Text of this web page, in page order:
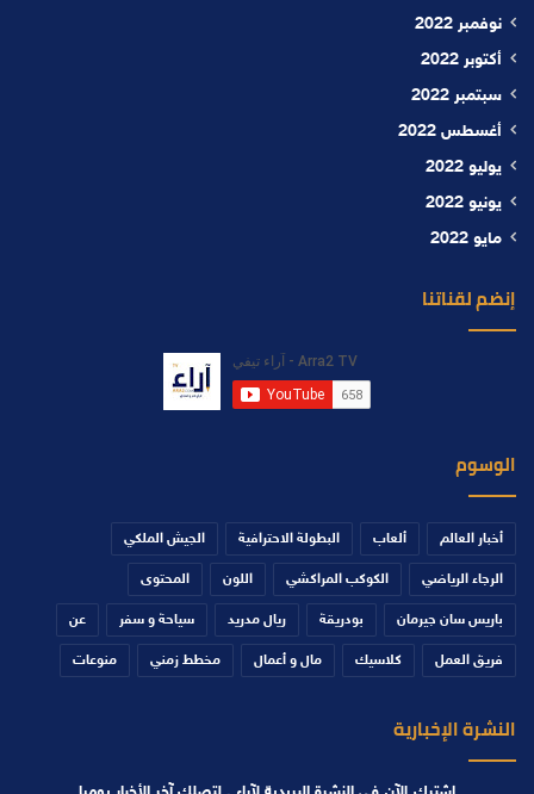
نوفمبر 2022
أكتوبر 2022
سبتمبر 2022
أغسطس 2022
يوليو 2022
يونيو 2022
مايو 2022
إنضم لقناتنا
الوسوم
أخبار العالم ألعاب البطولة الاحترافية الجيش الملكي
الرجاء الرياضي الكوكب المراكشي اللون المحتوى
باريس سان جيرمان بودريقة ريال مدريد سياحة و سفر عن
فريق العمل كلاسيك مال و أعمال مخطط زمني منوعات
النشرة الإخبارية